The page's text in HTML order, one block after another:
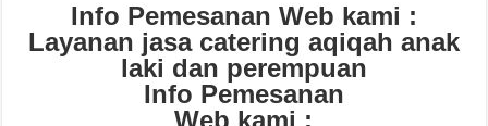
Info Pemesanan Web kami :
Layanan jasa catering aqiqah anak
laki dan perempuan
Info Pemesanan
Web kami :